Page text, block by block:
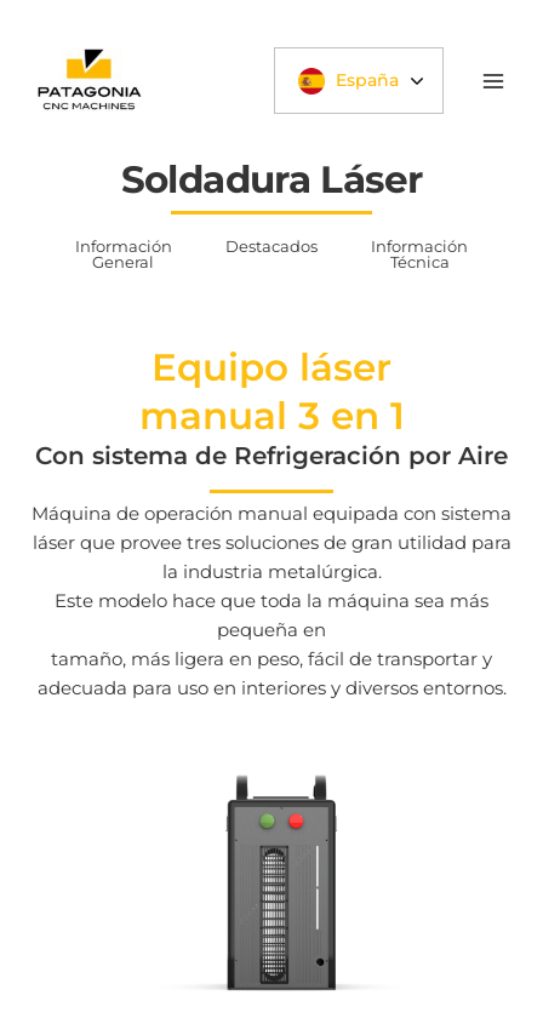
contenido
España
Soldadura Láser
Información
General
Destacados
Información
Técnica
Equipo láser
manual 3 en 1
Con sistema de Refrigeración por Aire
Máquina de operación manual equipada con sistema
láser que provee tres soluciones de gran utilidad para
la industria metalúrgica.
Este modelo hace que toda la máquina sea más
pequeña en
tamaño, más ligera en peso, fácil de transportar y
adecuada para uso en interiores y diversos entornos.